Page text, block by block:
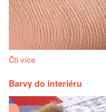
Čti více
Barvy do interiéru